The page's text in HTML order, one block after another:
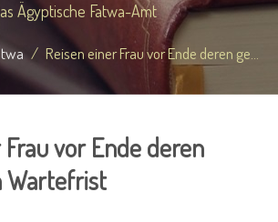
Ägyptische Fatwa-Amt
Reisen einer Frau vor Ende deren ge...
vor Ende deren
Wartefrist